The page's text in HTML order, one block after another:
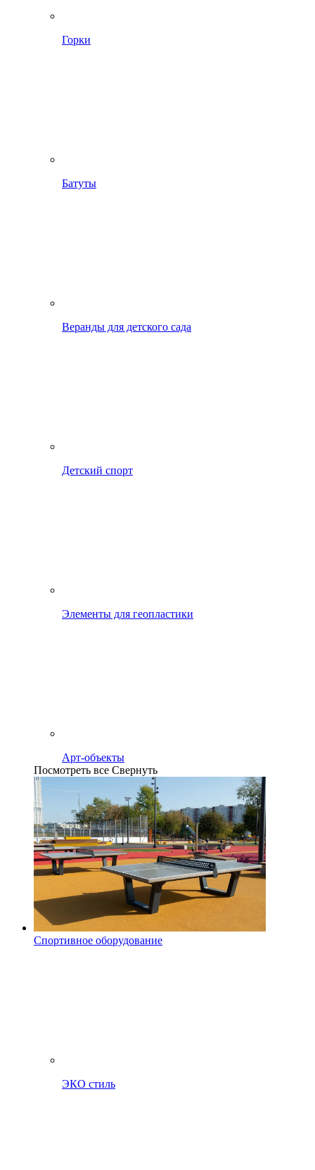
Горки
Батуты
Веранды для детского сада
Детский спорт
Элементы для геопластики
Арт-объекты
Посмотреть все Свернуть
Спортивное оборудование
ЭКО стиль